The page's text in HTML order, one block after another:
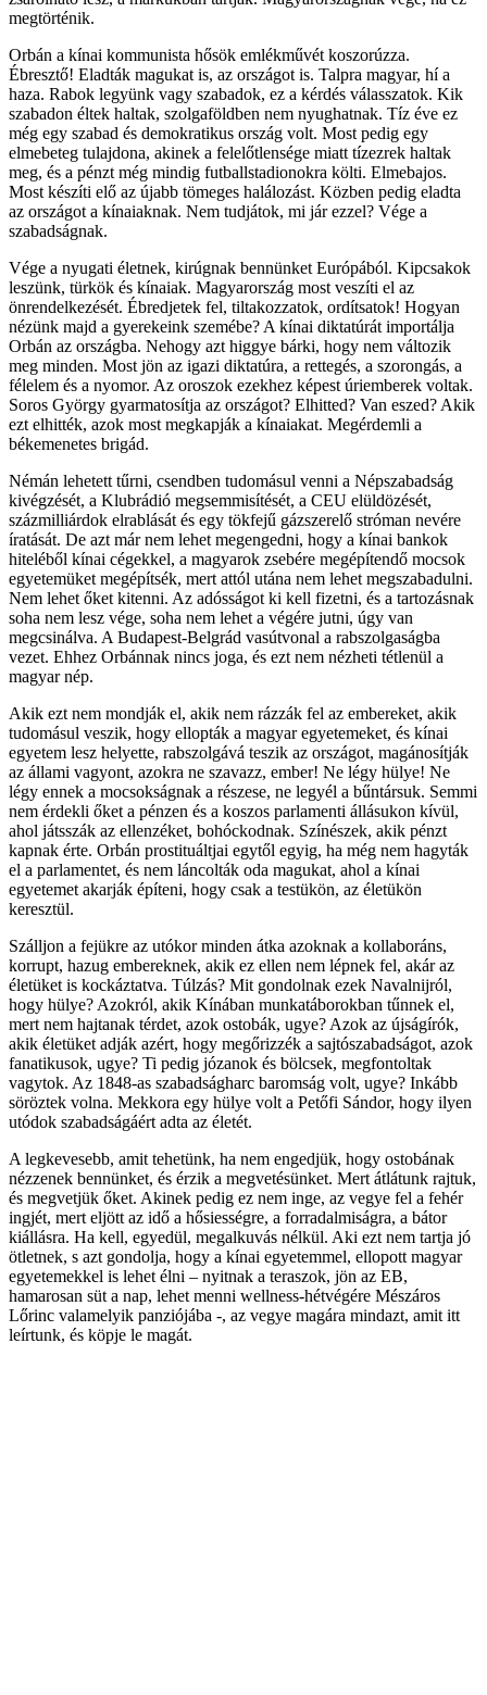
megtörténik.
Orbán a kínai kommunista hősök emlékművét koszorúzza.
Ébresztő! Eladták magukat is, az országot is. Talpra magyar, hí a
haza. Rabok legyünk vagy szabadok, ez a kérdés válasszatok. Kik
szabadon éltek haltak, szolgaföldben nem nyughatnak. Tíz éve ez
még egy szabad és demokratikus ország volt. Most pedig egy
elmebeteg tulajdona, akinek a felelőtlensége miatt tízezrek haltak
meg, és a pénzt még mindig futballstadionokra költi. Elmebajos.
Most készíti elő az újabb tömeges halálozást. Közben pedig eladta
az országot a kínaiaknak. Nem tudjátok, mi jár ezzel? Vége a
szabadságnak.
Vége a nyugati életnek, kirúgnak bennünket Európából. Kipcsakok
leszünk, türkök és kínaiak. Magyarország most veszíti el az
önrendelkezését. Ébredjetek fel, tiltakozzatok, ordítsatok! Hogyan
nézünk majd a gyerekeink szemébe? A kínai diktatúrát importálja
Orbán az országba. Nehogy azt higgye bárki, hogy nem változik
meg minden. Most jön az igazi diktatúra, a rettegés, a szorongás, a
félelem és a nyomor. Az oroszok ezekhez képest úriemberek voltak.
Soros György gyarmatosítja az országot? Elhitted? Van eszed? Akik
ezt elhitték, azok most megkapják a kínaiakat. Megérdemli a
békemenetes brigád.
Némán lehetett tűrni, csendben tudomásul venni a Népszabadság
kivégzését, a Klubrádió megsemmisítését, a CEU elüldözését,
százmilliárdok elrablását és egy tökfejű gázszerelő stróman nevére
íratását. De azt már nem lehet megengedni, hogy a kínai bankok
hiteléből kínai cégekkel, a magyarok zsebére megépítendő mocsok
egyetemüket megépítsék, mert attól utána nem lehet megszabadulni.
Nem lehet őket kitenni. Az adósságot ki kell fizetni, és a tartozásnak
soha nem lesz vége, soha nem lehet a végére jutni, úgy van
megcsinálva. A Budapest-Belgrád vasútvonal a rabszolgaságba
vezet. Ehhez Orbánnak nincs joga, és ezt nem nézheti tétlenül a
magyar nép.
Akik ezt nem mondják el, akik nem rázzák fel az embereket, akik
tudomásul veszik, hogy ellopták a magyar egyetemeket, és kínai
egyetem lesz helyette, rabszolgává teszik az országot, magánosítják
az állami vagyont, azokra ne szavazz, ember! Ne légy hülye! Ne
légy ennek a mocsokságnak a részese, ne legyél a bűntársuk. Semmi
nem érdekli őket a pénzen és a koszos parlamenti állásukon kívül,
ahol játsszák az ellenzéket, bohóckodnak. Színészek, akik pénzt
kapnak érte. Orbán prostituáltjai egytől egyig, ha még nem hagyták
el a parlamentet, és nem láncolták oda magukat, ahol a kínai
egyetemet akarják építeni, hogy csak a testükön, az életükön
keresztül.
Szálljon a fejükre az utókor minden átka azoknak a kollaboráns,
korrupt, hazug embereknek, akik ez ellen nem lépnek fel, akár az
életüket is kockáztatva. Túlzás? Mit gondolnak ezek Navalnijról,
hogy hülye? Azokról, akik Kínában munkatáborokban tűnnek el,
mert nem hajtanak térdet, azok ostobák, ugye? Azok az újságírók,
akik életüket adják azért, hogy megőrizzék a sajtószabadságot, azok
fanatikusok, ugye? Ti pedig józanok és bölcsek, megfontoltak
vagytok. Az 1848-as szabadságharc baromság volt, ugye? Inkább
söröztek volna. Mekkora egy hülye volt a Petőfi Sándor, hogy ilyen
utódok szabadságáért adta az életét.
A legkevesebb, amit tehetünk, ha nem engedjük, hogy ostobának
nézzenek bennünket, és érzik a megvetésünket. Mert átlátunk rajtuk,
és megvetjük őket. Akinek pedig ez nem inge, az vegye fel a fehér
ingjét, mert eljött az idő a hősiességre, a forradalmiságra, a bátor
kiállásra. Ha kell, egyedül, megalkuvás nélkül. Aki ezt nem tartja jó
ötletnek, s azt gondolja, hogy a kínai egyetemmel, ellopott magyar
egyetemekkel is lehet élni – nyitnak a teraszok, jön az EB,
hamarosan süt a nap, lehet menni wellness-hétvégére Mészáros
Lőrinc valamelyik panziójába -, az vegye magára mindazt, amit itt
leírtunk, és köpje le magát.